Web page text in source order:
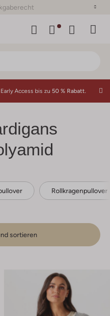
Access bis zu 50 % Rabatt.
Rollkragenpullover
sortieren